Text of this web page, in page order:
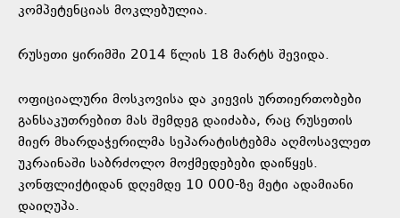
კომპეტენციას მოკლებულია.
რუსეთი ყირიმში 2014 წლის 18 მარტს შევიდა.
ოფიციალური მოსკოვისა და კიევის ურთიერთობები
განსაკუთრებით მას შემდეგ დაიძაბა, რაც რუსეთის
მიერ მხარდაჭერილმა სეპარატისტებმა აღმოსავლეთ
უკრაინაში საბრძოლო მოქმედებები დაიწყეს.
კონფლიქტიდან დღემდე 10 000-ზე მეტი ადამიანი
დაიღუპა.